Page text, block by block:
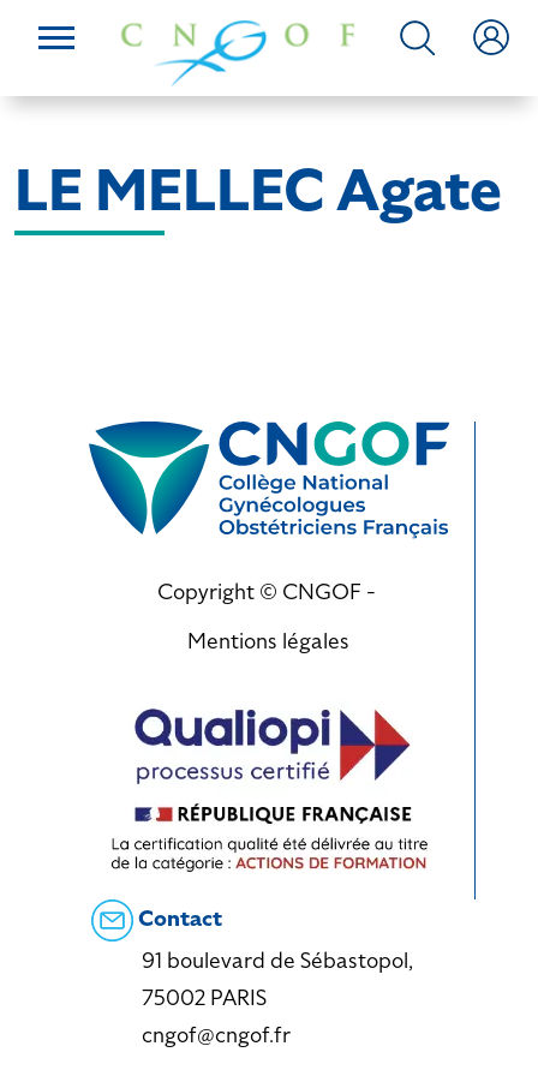
LE MELLEC Agate
Copyright © CNGOF -
Mentions légales
Contact
91 boulevard de Sébastopol,
75002 PARIS
cngof@cngof.fr